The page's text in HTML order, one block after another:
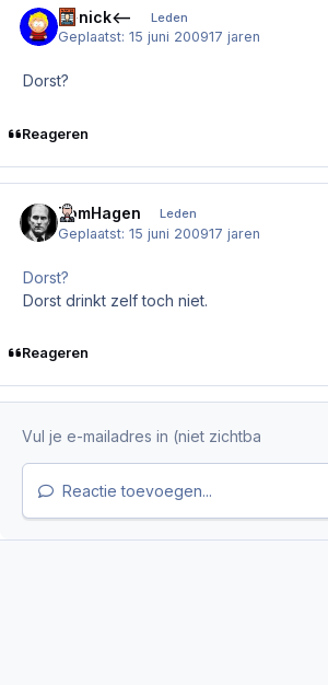
-->nick<-- Leden
Geplaatst:15 juni 200917 jaren
Dorst?
Reageren
TomHagen Leden
Geplaatst:15 juni 200917 jaren
Dorst?
Dorst drinkt zelf toch niet.
Reageren
Reactie toevoegen...